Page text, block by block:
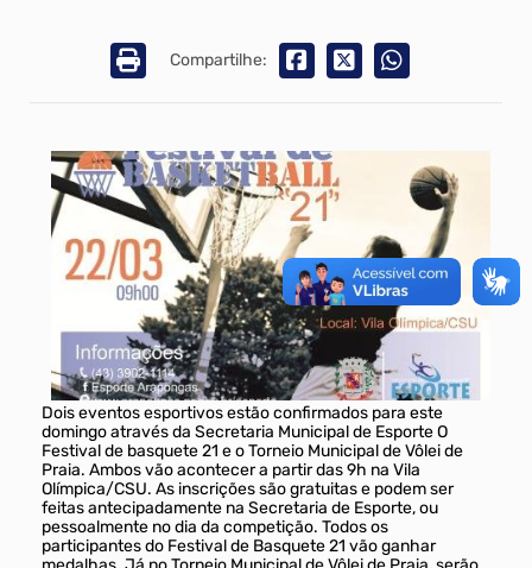
Compartilhe:
Dois eventos esportivos estão confirmados para este
domingo através da Secretaria Municipal de Esporte O
Festival de basquete 21 e o Torneio Municipal de Vôlei de
Praia. Ambos vão acontecer a partir das 9h na Vila
Olímpica/CSU. As inscrições são gratuitas e podem ser
feitas antecipadamente na Secretaria de Esporte, ou
pessoalmente no dia da competição. Todos os
participantes do Festival de Basquete 21 vão ganhar